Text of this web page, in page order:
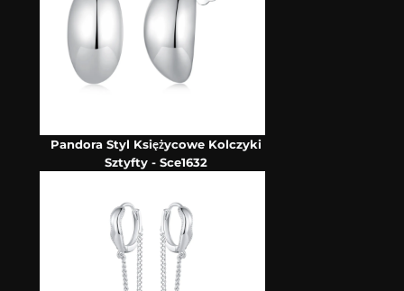
Pandora Styl Księżycowe Kolczyki
Sztyfty - Sce1632